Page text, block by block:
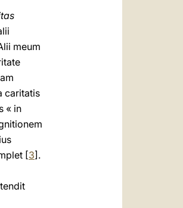
meum
caritatis
« in
[3].